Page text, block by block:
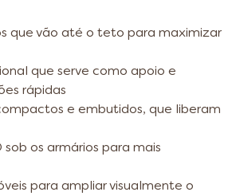
que vão até o teto para maximizar
que serve como apoio e
rápidas
e embutidos, que liberam
os armários para mais
para ampliar visualmente o